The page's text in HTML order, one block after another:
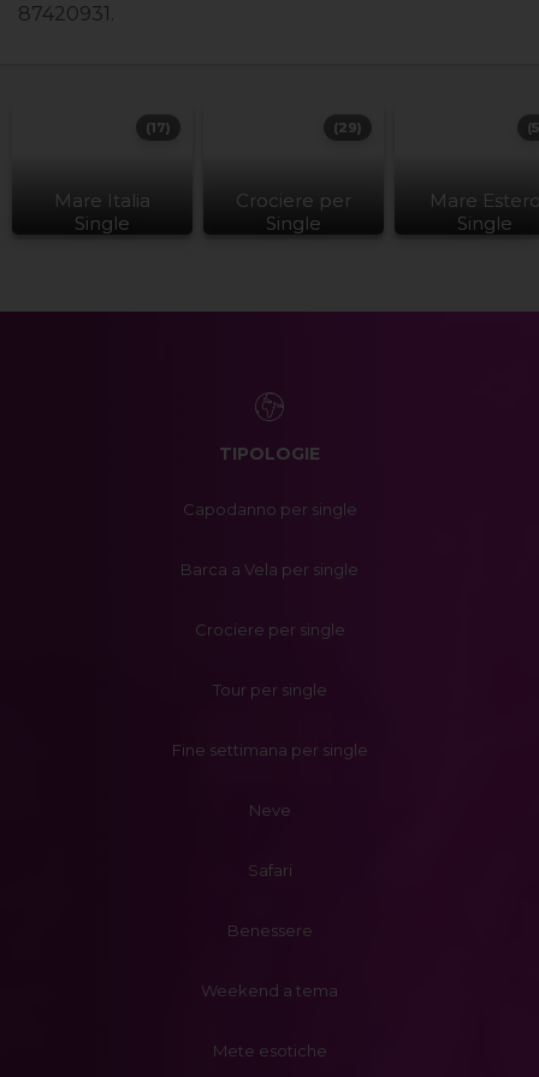
87420931.
Mare Italia
Single
(17)
Crociere per
Single
(29)
Mare
Single
TIPOLOGIE
Capodanno per single
Barca a Vela per single
Crociere per single
Tour per single
Fine settimana per single
Neve
Safari
Benessere
Weekend a tema
Mete esotiche